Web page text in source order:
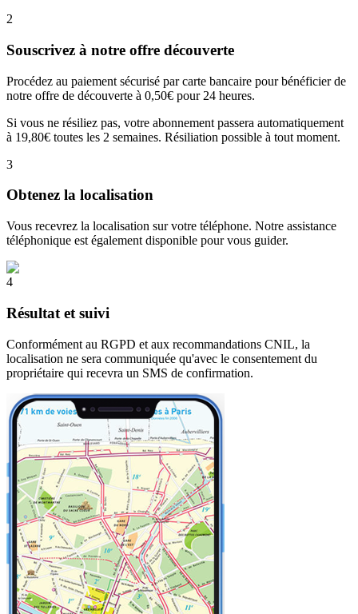
2
Souscrivez à notre offre découverte
Procédez au paiement sécurisé par carte bancaire pour bénéficier de
notre offre de découverte à 0,50€ pour 24 heures.
Si vous ne résiliez pas, votre abonnement passera automatiquement
à 19,80€ toutes les 2 semaines. Résiliation possible à tout moment.
3
Obtenez la localisation
Vous recevrez la localisation sur votre téléphone. Notre assistance
téléphonique est également disponible pour vous guider.
4
Résultat et suivi
Conformément au RGPD et aux recommandations CNIL, la
localisation ne sera communiquée qu'avec le consentement du
propriétaire qui recevra un SMS de confirmation.